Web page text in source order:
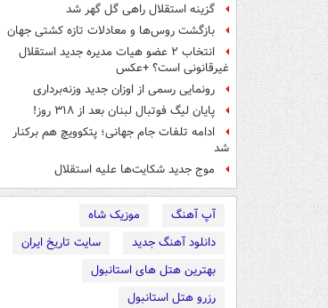
گزینه استقلال راهی گل گهر شد
بازگشت روس‌ها و معادلات تازه کشتی جهان
انتخاب ۲ عضو هیات مدیره جدید استقلال
غیرقانونی است؟ +عکس
رونمایی رسمی از اوزان جدید وزنه‌برداری
پایان لیگ فوتبال لبنان بعد از ۳۱۸ روز!
ادامه تلفات جام جهانی؛ پتکوویچ هم برکنار
شد
موج جدید شکایت‌ها علیه استقلال
آپ آهنگ
موزیک شاه
دانلود آهنگ جدید
سایت تاریخ ایران
بهترین هتل های استانبول
رزرو هتل استانبول